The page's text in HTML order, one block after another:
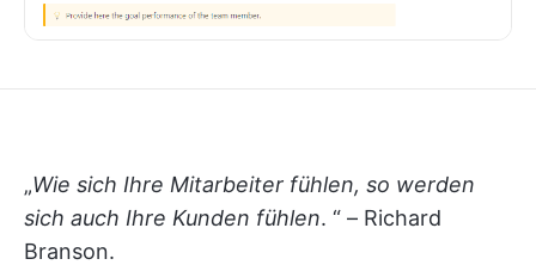
„Wie sich Ihre Mitarbeiter fühlen, so werden
sich auch Ihre Kunden fühlen. “ – Richard
Branson.